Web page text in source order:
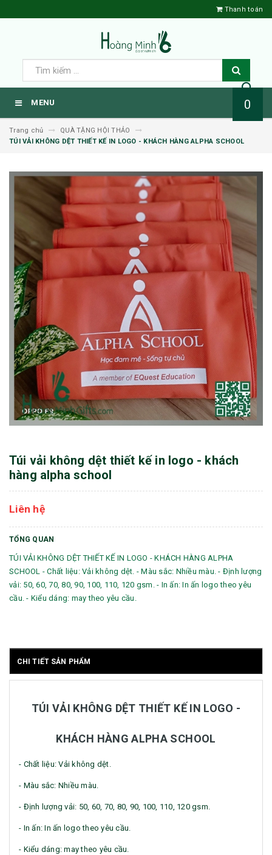
Thanh toán
MENU 0
Trang chủ
QUÀ TẶNG HỘI THẢO
TÚI VẢI KHÔNG DỆT THIẾT KẾ IN LOGO - KHÁCH HÀNG ALPHA SCHOOL
Túi vải không dệt thiết kế in logo - khách
hàng alpha school
Liên hệ
TỔNG QUAN
TÚI VẢI KHÔNG DỆT THIẾT KẾ IN LOGO - KHÁCH HÀNG ALPHA
SCHOOL - Chất liệu: Vải không dệt. - Màu sắc: Nhiều màu. - Định lượng
vải: 50, 60, 70, 80, 90, 100, 110, 120 gsm. - In ấn: In ấn logo theo yêu
cầu. - Kiểu dáng: may theo yêu cầu.
CHI TIẾT SẢN PHẨM
TÚI VẢI KHÔNG DỆT THIẾT KẾ IN LOGO -
KHÁCH HÀNG ALPHA SCHOOL
- Chất liệu: Vải không dệt.
- Màu sắc: Nhiều màu.
- Định lượng vải: 50, 60, 70, 80, 90, 100, 110, 120 gsm.
- In ấn: In ấn logo theo yêu cầu.
- Kiểu dáng: may theo yêu cầu.